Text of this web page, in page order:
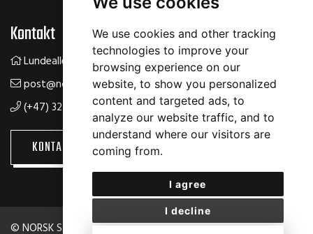
We use cookies and other tracking
technologies to improve your
browsing experience on our
website, to show you personalized
content and targeted ads, to
analyze our website traffic, and to
understand where our visitors are
coming from.
I agree
I decline
Kontakt
Lundealleen 61, 3534 Sokna
post@norsksalsenter.no
(+47) 32 14 22 00
KONTAKT OSS BOOKING
© NORSK SALSENTER|Personvernserklæring|Cookie-